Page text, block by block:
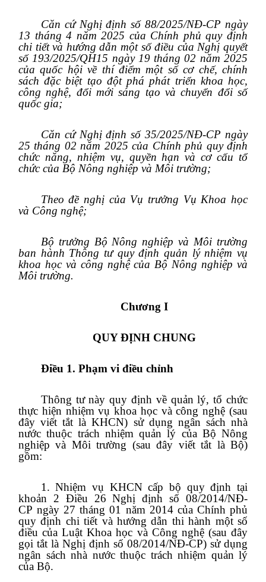
Căn cứ Nghị định số 88/2025/NĐ-CP ngày
13 tháng 4 năm 2025 của Chính phủ quy định
chi tiết và hướng dẫn một số điều của Nghị quyết
số 193/2025/QH15 ngày 19 tháng 02 năm 2025
của quốc hội về thí điểm một số cơ chế, chính
sách đặc biệt tạo đột phá phát triển khoa học,
công nghệ, đổi mới sáng tạo và chuyển đổi số
quốc gia;
Căn cứ Nghị định số 35/2025/NĐ-CP ngày
25 tháng 02 năm 2025 của Chính phủ quy định
chức năng, nhiệm vụ, quyền hạn và cơ cấu tổ
chức của Bộ Nông nghiệp và Môi trường;
Theo đề nghị của Vụ trưởng Vụ Khoa học
và Công nghệ;
Bộ trưởng Bộ Nông nghiệp và Môi trường
ban hành Thông tư quy định quản lý nhiệm vụ
khoa học và công nghệ của Bộ Nông nghiệp và
Môi trường.
Chương I
QUY ĐỊNH CHUNG
Điều 1. Phạm vi điều chỉnh
Thông tư này quy định về quản lý, tổ chức
thực hiện nhiệm vụ khoa học và công nghệ (sau
đây viết tắt là KHCN) sử dụng ngân sách nhà
nước thuộc trách nhiệm quản lý của Bộ Nông
nghiệp và Môi trường (sau đây viết tắt là Bộ)
gồm:
1. Nhiệm vụ KHCN cấp bộ quy định tại
khoản 2 Điều 26 Nghị định số 08/2014/NĐ-
CP ngày 27 tháng 01 năm 2014 của Chính phủ
quy định chi tiết và hướng dẫn thi hành một số
điều của Luật Khoa học và Công nghệ (sau đây
gọi tắt là Nghị định số 08/2014/NĐ-CP) sử dụng
ngân sách nhà nước thuộc trách nhiệm quản lý
của Bộ.